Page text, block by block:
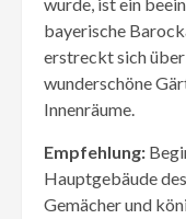
wurde, ist ein
bayerische
erstreckt sich
wunderschöne
Innenräume.
Empfehlung:
Hauptgebäude
Gemächer und